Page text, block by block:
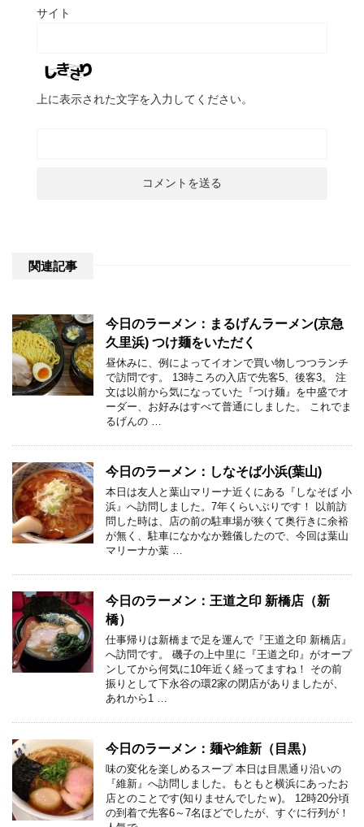
サイト
上に表示された文字を入力してください。
関連記事
今日のラーメン：まるげんラーメン(京急
久里浜) つけ麺をいただく
昼休みに、例によってイオンで買い物しつつランチ
で訪問です。 13時ころの入店で先客5、後客3。 注
文は以前から気になっていた『つけ麺』を中盛でオ
ーダー、お好みはすべて普通にしました。 これでま
るげんの …
今日のラーメン：しなそば小浜(葉山)
本日は友人と葉山マリーナ近くにある『しなそば 小
浜』へ訪問しました。7年くらいぶりです！ 以前訪
問した時は、店の前の駐車場が狭くて奥行きに余裕
が無く、駐車になかなか難儀したので、今回は葉山
マリーナか葉 …
今日のラーメン：王道之印 新橋店（新
橋）
仕事帰りは新橋まで足を運んで『王道之印 新橋店』
へ訪問です。 磯子の上中里に『王道之印』がオープ
ンしてから何気に10年近く経ってますね！ その前
振りとして下永谷の環2家の閉店がありましたが、
あれから1 …
今日のラーメン：麺や維新（目黒）
味の変化を楽しめるスープ 本日は目黒通り沿いの
『維新』へ訪問しました。もともと横浜にあったお
店とのことです(知りませんでしたｗ)。 12時20分頃
の到着で先客6～7名ほどでしたが、すぐに行列が！